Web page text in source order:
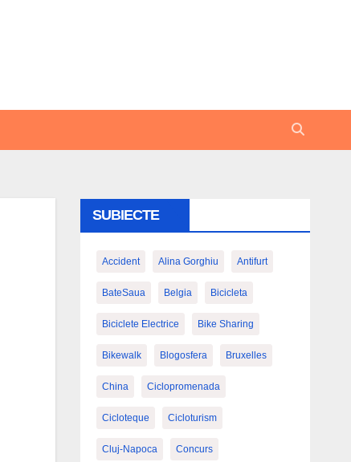
SUBIECTE
Accident Alina Gorghiu Antifurt
BateSaua Belgia Bicicleta
Biciclete Electrice Bike Sharing
Bikewalk Blogosfera Bruxelles
China Ciclopromenada
Cicloteque Cicloturism
Cluj-Napoca Concurs